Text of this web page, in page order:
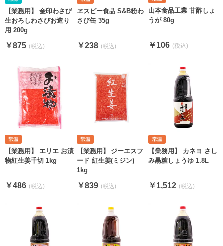
【業務用】 金印わさび
生おろしわさびお造り
用 200g
￥875
ヱスビー食品 S&B粉わ
さび缶 35g
￥238
山本食品工業 甘酢しょ
うが 80g
￥106
【業務用】 エリエ お漬
物紅生姜千切 1kg
￥486
【業務用】 ジーエスフ
ード 紅生姜(ミジン)
1kg
￥839
【業務用】 カネヨ さし
み黒糖しょうゆ 1.8L
￥1,512